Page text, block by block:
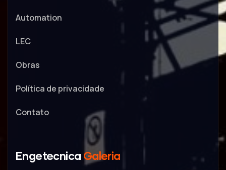
Automation
LEC
Obras
Política de privacidade
Contato
Engetecnica Galeria